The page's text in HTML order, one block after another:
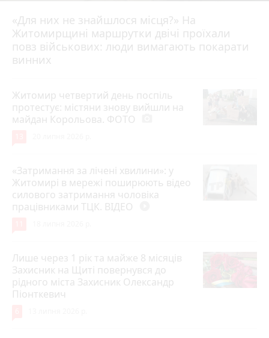
«Для них не знайшлося місця?» На
Житомирщині маршрутки двічі проїхали
повз військових: люди вимагають покарати
винних
17 липня 2026 р.
Житомир четвертий день поспіль
протестує: містяни знову вийшли на
майдан Корольова. ФОТО
«Затримання за лічені хвилини»: у
Житомирі в мережі поширюють відео
силового затримання чоловіка
працівниками ТЦК. ВІДЕО
Лише через 1 рік та майже 8 місяців
Захисник на Щиті повернувся до
рідного міста Захисник Олександр
Піонткевич